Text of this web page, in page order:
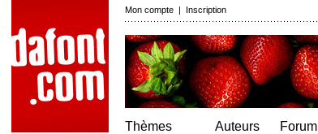
Mon compte | Inscription
Thèmes
Auteurs
Forum